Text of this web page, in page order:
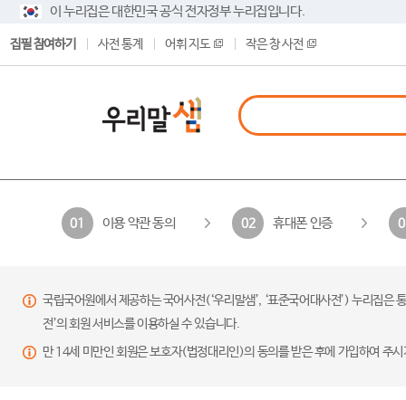
이 누리집은 대한민국 공식 전자정부 누리집입니다.
집필 참여하기 사전 통계 어휘 지도 작은 창 사전
01 이용 약관 동의 02 휴대폰 인증
국립국어원에서 제공하는 국어사전(‘우리말샘’, ‘표준국어대사전’) 누리집
전’의 회원 서비스를 이용하실 수 있습니다.
만 14세 미만인 회원은 보호자(법정대리인)의 동의를 받은 후에 가입하여 주